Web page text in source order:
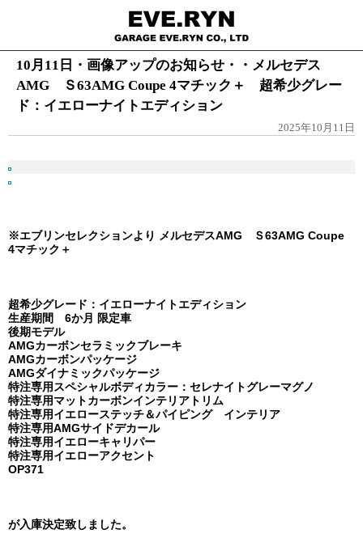
10月11日・画像アップのお知らせ・・メルセデス
AMG Ｓ63AMG Coupe 4マチック＋ 超希少グレー
ド：イエローナイトエディション
2025年10月11日
※エブリンセレクションより メルセデスAMG Ｓ63AMG Coupe
4マチック＋
超希少グレード：イエローナイトエディション
生産期間 6か月 限定車
後期モデル
AMGカーボンセラミックブレーキ
AMGカーボンパッケージ
AMGダイナミックパッケージ
特注専用スペシャルボディカラー：セレナイトグレーマグノ
特注専用マットカーボンインテリアトリム
特注専用イエローステッチ＆パイピング インテリア
特注専用AMGサイドデカール
特注専用イエローキャリパー
特注専用イエローアクセント
OP371
が入庫決定致しました。